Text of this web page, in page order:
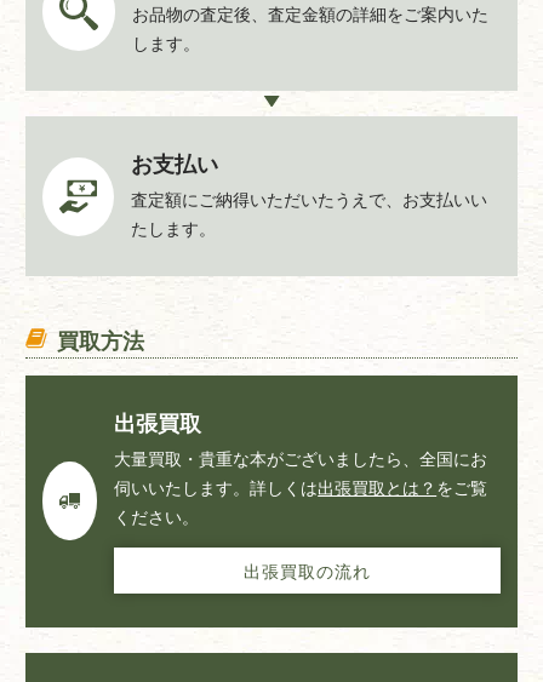
お品物の査定後、査定金額の詳細をご案内いた
します。
お支払い
査定額にご納得いただいたうえで、お支払いい
たします。
買取方法
出張買取
大量買取・貴重な本がございましたら、全国にお
伺いいたします。詳しくは出張買取とは？ をご覧
ください。
出張買取の流れ